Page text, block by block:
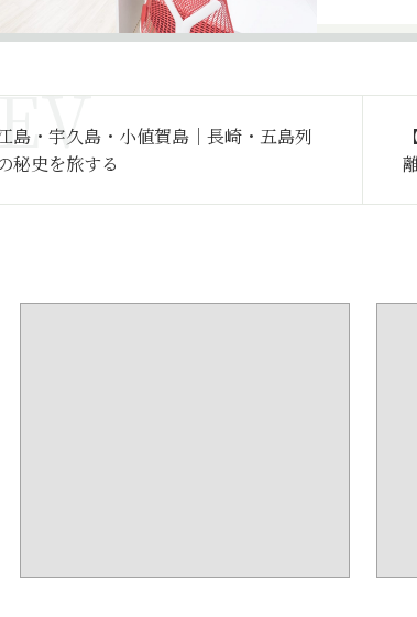
島・宇久島・小値賀島｜長崎・五島列
秘史を旅する